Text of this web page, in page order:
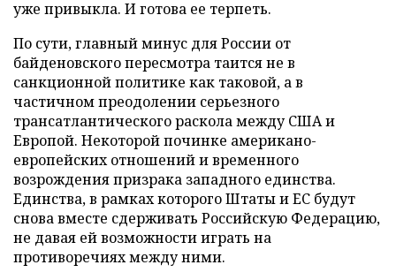
уже привыкла. И готова ее терпеть.
По сути, главный минус для России от
байденовского пересмотра таится не в
санкционной политике как таковой, а в
частичном преодолении серьезного
трансатлантического раскола между США и
Европой. Некоторой починке американо-
европейских отношений и временного
возрождения призрака западного единства.
Единства, в рамках которого Штаты и ЕС будут
снова вместе сдерживать Российскую Федерацию,
не давая ей возможности играть на
противоречиях между ними.